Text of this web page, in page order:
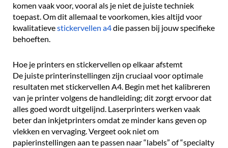
komen vaak voor, vooral als je niet de juiste techniek
toepast. Om dit allemaal te voorkomen, kies altijd voor
kwalitatievestickervellen a4die passen bij jouw specifieke
behoeften.
Hoe je printers en stickervellen op elkaar afstemt
De juiste printerinstellingen zijn cruciaal voor optimale
resultaten met stickervellen A4. Begin met het kalibreren
van je printer volgens de handleiding; dit zorgt ervoor dat
alles goed wordt uitgelijnd. Laserprinters werken vaak
beter dan inkjetprinters omdat ze minder kans geven op
vlekken en vervaging. Vergeet ook niet om
papierinstellingen aan te passen naar “labels” of “specialty